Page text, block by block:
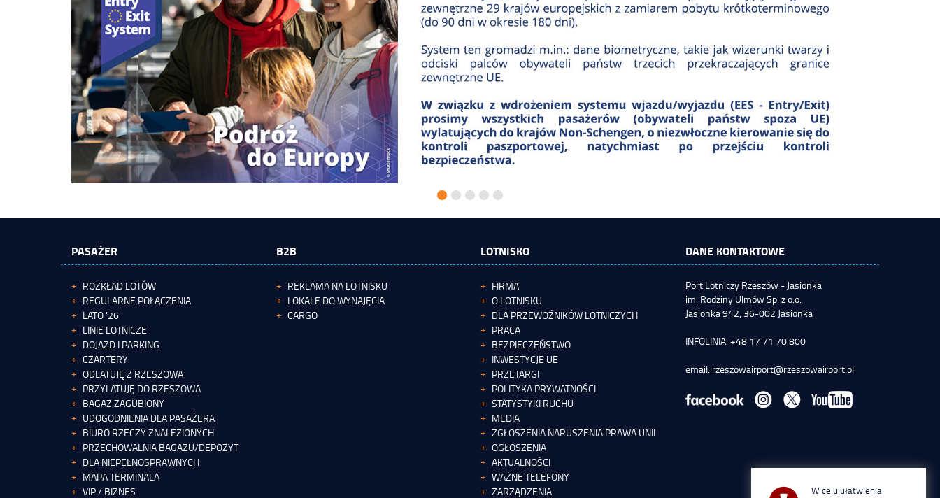
PASAŻER B2B LOTNISKO DANE KONTAKTOWE
ROZKŁAD LOTÓW
REGULARNE POŁĄCZENIA
LATO '26
LINIE LOTNICZE
DOJAZD I PARKING
CZARTERY
ODLATUJĘ Z RZESZOWA
PRZYLATUJĘ DO RZESZOWA
BAGAŻ ZAGUBIONY
UDOGODNIENIA DLA PASAŻERA
BIURO RZECZY ZNALEZIONYCH
PRZECHOWALNIA BAGAŻU/DEPOZYT
DLA NIEPEŁNOSPRAWNYCH
MAPA TERMINALA
VIP / BIZNES
REKLAMA NA LOTNISKU
LOKALE DO WYNAJĘCIA
CARGO
FIRMA
O LOTNISKU
DLA PRZEWOŹNIKÓW LOTNICZYCH
PRACA
BEZPIECZEŃSTWO
INWESTYCJE UE
PRZETARGI
POLITYKA PRYWATNOŚCI
STATYSTYKI RUCHU
MEDIA
ZGŁOSZENIA NARUSZENIA PRAWA UNII
OGŁOSZENIA
AKTUALNOŚCI
WAŻNE TELEFONY
ZARZĄDZENIA
Port Lotniczy Rzeszów - Jasionka
im. Rodziny Ulmów Sp. z o.o.
Jasionka 942, 36-002 Jasionka
INFOLINIA: +48 17 71 70 800
email: rzeszowairport@rzeszowairport.pl
W celu ułatwienia